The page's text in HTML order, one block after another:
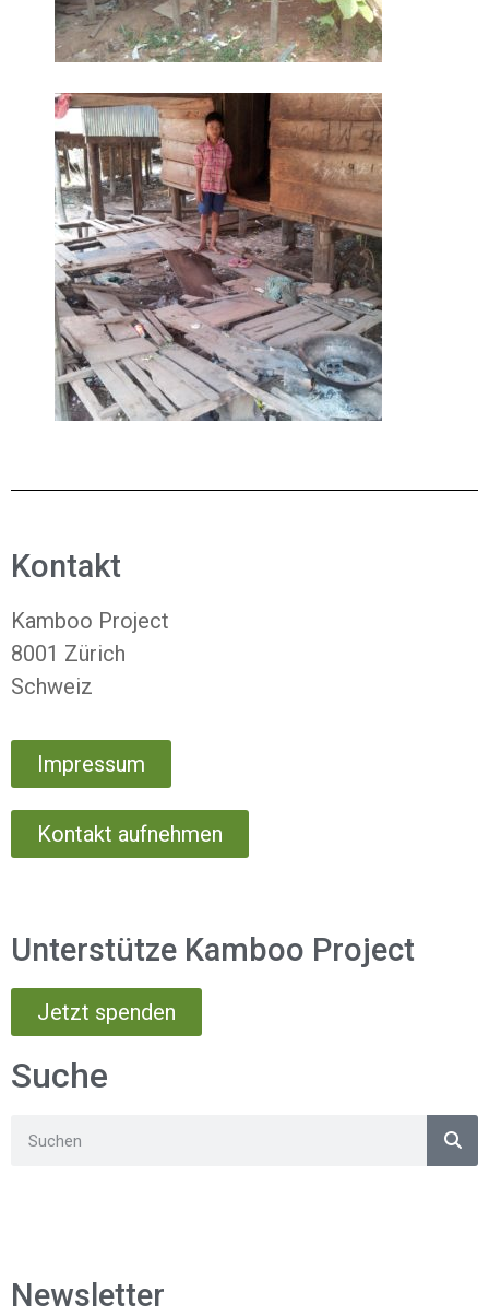
Kontakt
Kamboo Project
8001 Zürich
Schweiz
Impressum
Kontakt aufnehmen
Unterstütze Kamboo Project
Jetzt spenden
Suche
Newsletter